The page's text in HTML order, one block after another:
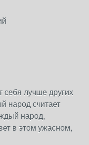
себя лучше других
народ считает
народ,
в этом ужасном,